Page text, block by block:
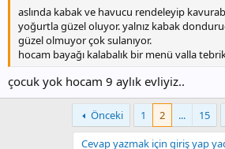
aslında kabak ve havucu rendeleyip
yoğurtla güzel oluyor. yalnız kabak
güzel olmuyor çok sulanıyor.
hocam bayağı kalabalık bir menü valla
çocuk yok hocam 9 aylık evliyiz..
Önceki 1 2 ... 15
Cevap yazmak için giriş yap